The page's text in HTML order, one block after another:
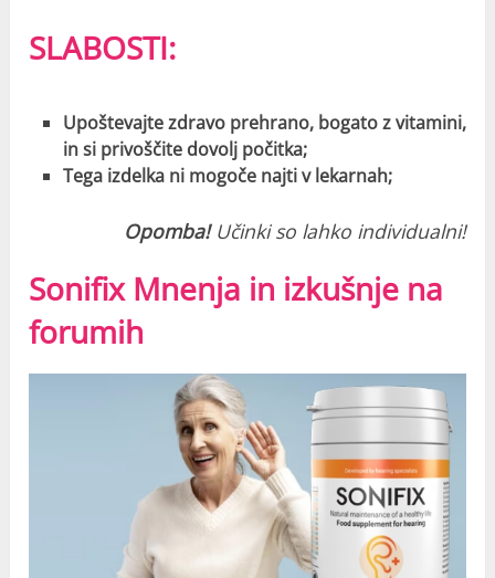
SLABOSTI:
Upoštevajte zdravo prehrano, bogato z vitamini,
in si privoščite dovolj počitka;
Tega izdelka ni mogoče najti v lekarnah;
Opomba! Učinki so lahko individualni!
Sonifix Mnenja in izkušnje na
forumih